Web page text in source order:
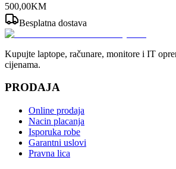
500,00KM
Besplatna dostava
Kupujte laptope, računare, monitore i IT
cijenama.
PRODAJA
Online prodaja
Nacin placanja
Isporuka robe
Garantni uslovi
Pravna lica